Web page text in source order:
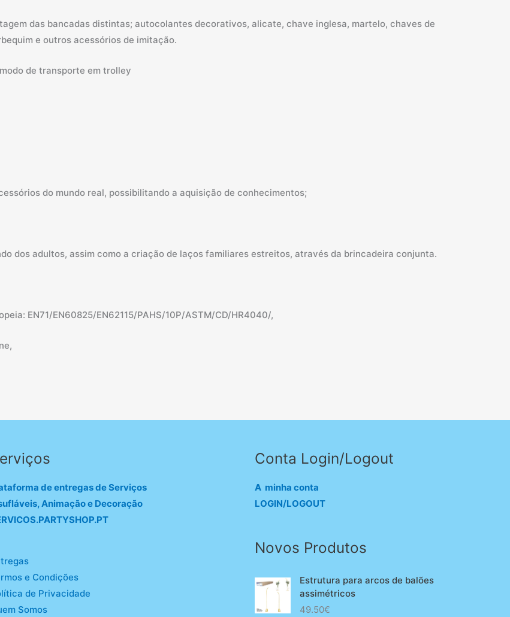
das bancadas distintas; autocolantes decorativos, alicate, chave inglesa, martelo, chaves de
e outros acessórios de imitação.
de transporte em trolley
do mundo real, possibilitando a aquisição de conhecimentos;
dos adultos, assim como a criação de laços familiares estreitos, através da brincadeira conjunta.
EN71/EN60825/EN62115/PAHS/10P/ASTM/CD/HR4040/,
de entregas de Serviços
Animação e Decoração
e Condições
de Privacidade
Somos
Conta Login/Logout
A minha conta
LOGIN/LOGOUT
Novos Produtos
Estrutura para arcos de balões
assimétricos
49.50€